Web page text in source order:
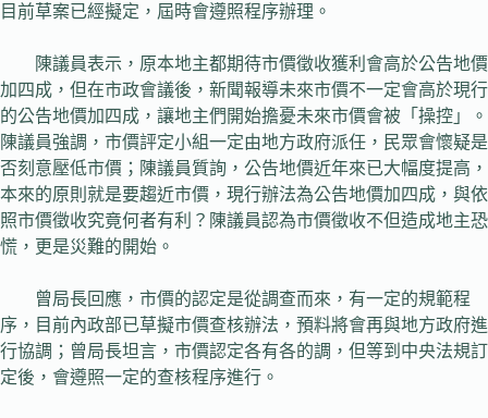
目前草案已經擬定，屆時會遵照程序辦理。
陳議員表示，原本地主都期待市價徵收獲利會高於公告地價
加四成，但在市政會議後，新聞報導未來市價不一定會高於現行
的公告地價加四成，讓地主們開始擔憂未來市價會被「操控」。
陳議員強調，市價評定小組一定由地方政府派任，民眾會懷疑是
否刻意壓低市價；陳議員質詢，公告地價近年來已大幅度提高，
本來的原則就是要趨近市價，現行辦法為公告地價加四成，與依
照市價徵收究竟何者有利？陳議員認為市價徵收不但造成地主恐
慌，更是災難的開始。
曾局長回應，市價的認定是從調查而來，有一定的規範程
序，目前內政部已草擬市價查核辦法，預料將會再與地方政府進
行協調；曾局長坦言，市價認定各有各的調，但等到中央法規訂
定後，會遵照一定的查核程序進行。